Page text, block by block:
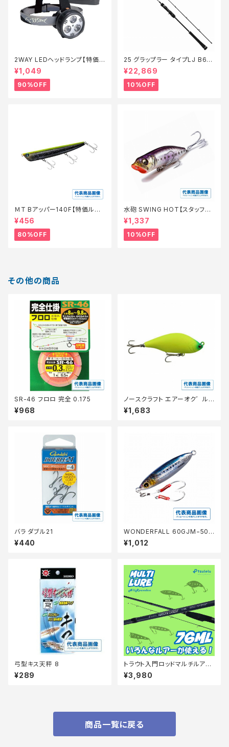
2WAY LEDヘッドランプ【特価
装備】【90】
¥1,049
90%OFF
25 グラップラー タイプLJ B63-
3【継続セール_ロッド】【10】
¥22,869
10%OFF
ＭT Bアッパー140F【特価ルア
ー】【80】
¥456
80%OFF
水砲 SWING HOT【スタッフ永
徳夏のチニングオススメルアー】
¥1,337
10%OFF
その他の商品
SR-46 フロロ 完全 0.175
¥968
ノースクラフト エアーオク゛ル7
0SLM GCH コ゛ールト゛チャ
ート
¥1,683
バラ ダブル21
¥440
WONDERFALL 60GJM−506
Q 001
¥1,012
弓型キス天秤 8
¥289
トラウト入門ロッドマルチルアー
76MLマットブルー
¥3,980
商品一覧に戻る